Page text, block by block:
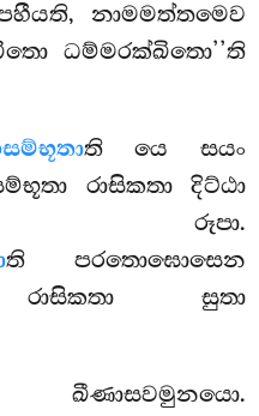
නාමමත්තමෙව
ධම්මරක්ඛිතො’’ති
ති යෙ සයං
රාසිකතා දිට්ඨා
රූපා.
ති පරතොඝොසෙන
සුතා
ඛීණාසවමුනයො.